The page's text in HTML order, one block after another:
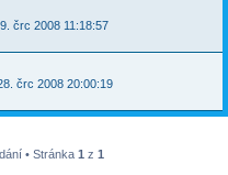
črc 2008 11:18:57
črc 2008 20:00:19
• Stránka 1 z 1